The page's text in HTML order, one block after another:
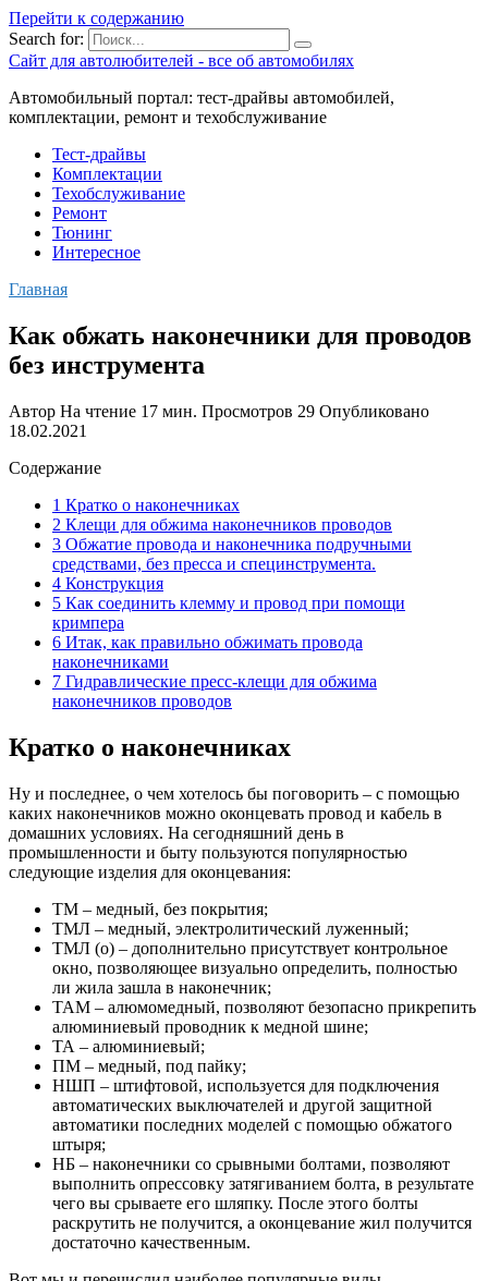
Перейти к содержанию
Search for:
Сайт для автолюбителей - все об автомобилях
Автомобильный портал: тест-драйвы автомобилей,
комплектации, ремонт и техобслуживание
Тест-драйвы
Комплектации
Техобслуживание
Ремонт
Тюнинг
Интересное
Главная
Как обжать наконечники для проводов
без инструмента
Автор На чтение 17 мин. Просмотров 29 Опубликовано
18.02.2021
Содержание
1 Кратко о наконечниках
2 Клещи для обжима наконечников проводов
3 Обжатие провода и наконечника подручными
средствами, без пресса и специнструмента.
4 Конструкция
5 Как соединить клемму и провод при помощи
кримпера
6 Итак, как правильно обжимать провода
наконечниками
7 Гидравлические пресс-клещи для обжима
наконечников проводов
Кратко о наконечниках
Ну и последнее, о чем хотелось бы поговорить – с помощью
каких наконечников можно оконцевать провод и кабель в
домашних условиях. На сегодняшний день в
промышленности и быту пользуются популярностью
следующие изделия для оконцевания:
ТМ – медный, без покрытия;
ТМЛ – медный, электролитический луженный;
ТМЛ (о) – дополнительно присутствует контрольное
окно, позволяющее визуально определить, полностью
ли жила зашла в наконечник;
ТАМ – алюмомедный, позволяют безопасно прикрепить
алюминиевый проводник к медной шине;
ТА – алюминиевый;
ПМ – медный, под пайку;
НШП – штифтовой, используется для подключения
автоматических выключателей и другой защитной
автоматики последних моделей с помощью обжатого
штыря;
НБ – наконечники со срывными болтами, позволяют
выполнить опрессовку затягиванием болта, в результате
чего вы срываете его шляпку. После этого болты
раскрутить не получится, а оконцевание жил получится
достаточно качественным.